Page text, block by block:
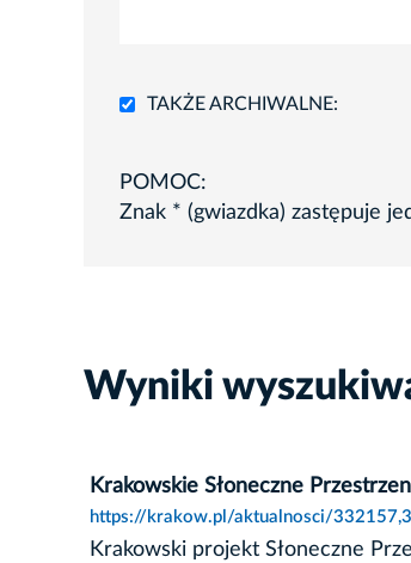
TAKŻE ARCHIWALNE:
POMOC:
Znak * (gwiazdka) zastępuje
Wyniki
Krakowskie Słoneczne
https://krakow.pl/aktualnosci/
Krakowski projekt Słoneczne